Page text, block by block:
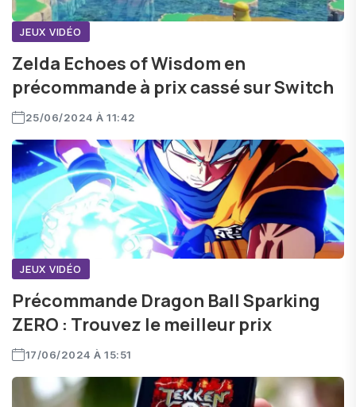
JEUX VIDÉO
Zelda Echoes of Wisdom en
précommande à prix cassé sur Switch
25/06/2024 À 11:42
JEUX VIDÉO
Précommande Dragon Ball Sparking
ZERO : Trouvez le meilleur prix
17/06/2024 À 15:51